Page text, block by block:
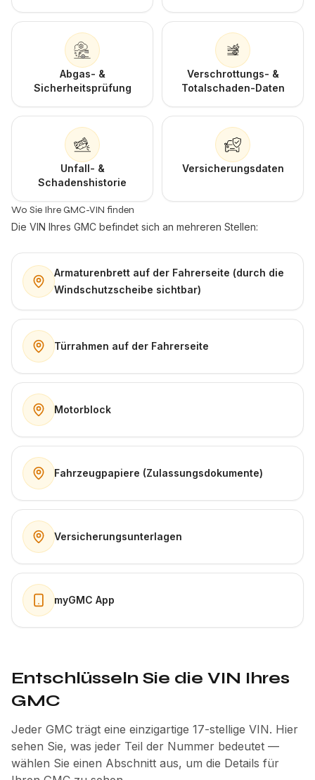
Abgas- &
Sicherheitsprüfung
Verschrottungs- &
Totalschaden-Daten
Unfall- &
Schadenshistorie
Versicherungsdaten
Wo Sie Ihre GMC-VIN finden
Die VIN Ihres GMC befindet sich an mehreren Stellen:
Armaturenbrett auf der Fahrerseite (durch die
Windschutzscheibe sichtbar)
Türrahmen auf der Fahrerseite
Motorblock
Fahrzeugpapiere (Zulassungsdokumente)
Versicherungsunterlagen
myGMC App
Entschlüsseln Sie die VIN Ihres
GMC
Jeder GMC trägt eine einzigartige 17-stellige VIN. Hier
sehen Sie, was jeder Teil der Nummer bedeutet —
wählen Sie einen Abschnitt aus, um die Details für